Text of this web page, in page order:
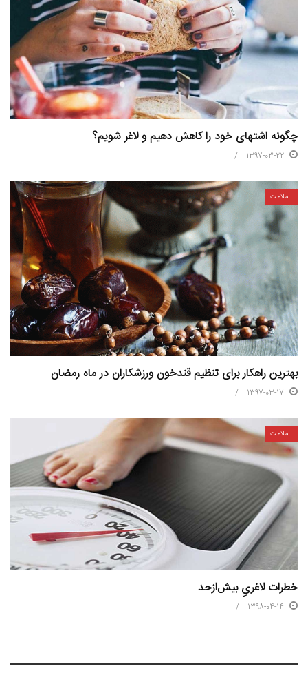
چگونه اشتهای خود را کاهش دهیم و لاغر شویم؟
1397-03-22
سلامت
بهترین راهکار برای تنظیم قندخون ورزشکاران در ماه رمضان
1397-03-17
سلامت
خطرات لاغریِ بیش‌ازحد
1398-04-14